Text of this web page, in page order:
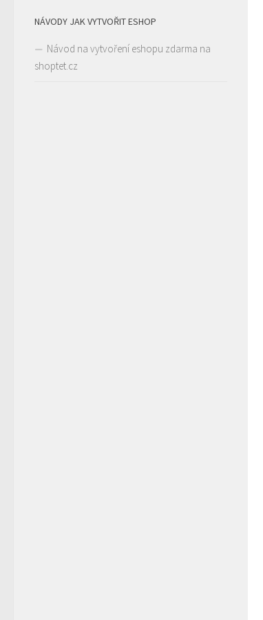
NÁVODY JAK VYTVOŘIT ESHOP
Návod na vytvoření eshopu zdarma na
shoptet.cz